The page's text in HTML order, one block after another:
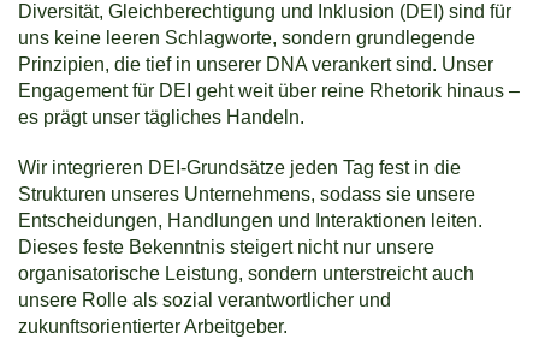
Diversität, Gleichberechtigung und Inklusion (DEI) sind für
uns keine leeren Schlagworte, sondern grundlegende
Prinzipien, die tief in unserer DNA verankert sind. Unser
Engagement für DEI geht weit über reine Rhetorik hinaus –
es prägt unser tägliches Handeln.
Wir integrieren DEI-Grundsätze jeden Tag fest in die
Strukturen unseres Unternehmens, sodass sie unsere
Entscheidungen, Handlungen und Interaktionen leiten.
Dieses feste Bekenntnis steigert nicht nur unsere
organisatorische Leistung, sondern unterstreicht auch
unsere Rolle als sozial verantwortlicher und
zukunftsorientierter Arbeitgeber.